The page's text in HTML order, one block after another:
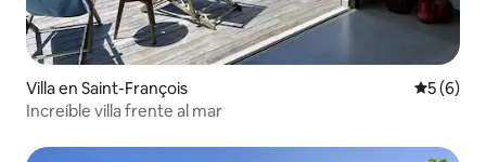
Villa en Saint-François
5 (6)
Increíble villa frente al mar